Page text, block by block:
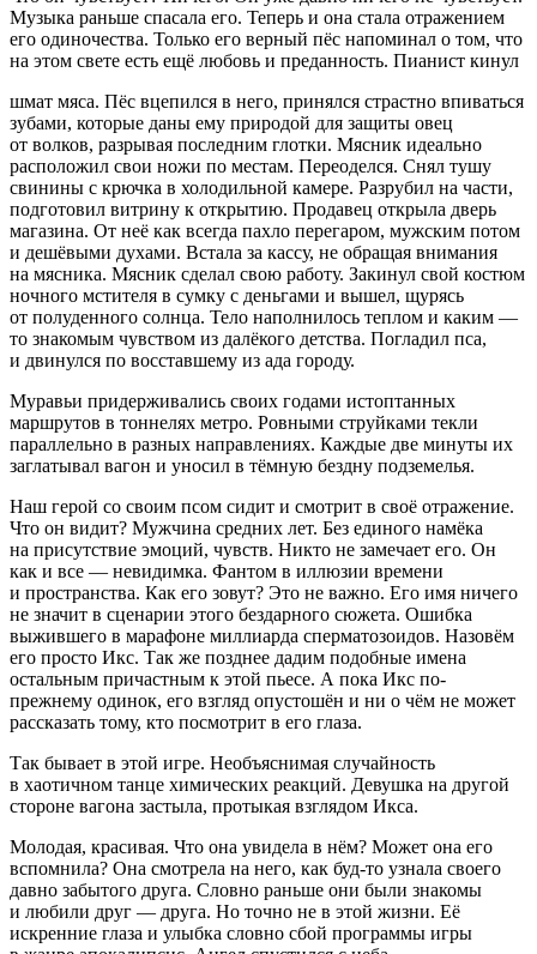
Музыка раньше спасала его. Теперь и она стала отражением
его одиночества. Только его верный пёс напоминал о том, что
на этом свете есть ещё любовь и преданность. Пианист кинул
шмат мяса. Пёс вцепился в него, принялся страстно впиваться
зубами, которые даны ему природой для защиты овец
от волков, разрывая последним глотки. Мясник идеально
расположил свои ножи по местам. Переоделся. Снял тушу
свинины с крючка в холодильной камере. Разрубил на части,
подготовил витрину к открытию. Продавец открыла дверь
магазина. От неё как всегда пахло перегаром, мужским потом
и дешёвыми духами. Встала за кассу, не обращая внимания
на мясника. Мясник сделал свою работу. Закинул свой костюм
ночного мстителя в сумку с деньгами и вышел, щурясь
от полуденного солнца. Тело наполнилось теплом и каким —
то знакомым чувством из далёкого детства. Погладил пса,
и двинулся по восставшему из ада городу.
Муравьи придерживались своих годами истоптанных
маршрутов в тоннелях метро. Ровными струйками текли
параллельно в разных направлениях. Каждые две минуты их
заглатывал вагон и уносил в тёмную бездну подземелья.
Наш герой со своим псом сидит и смотрит в своё отражение.
Что он видит? Мужчина средних лет. Без единого намёка
на присутствие эмоций, чувств. Никто не замечает его. Он
как и все — невидимка. Фантом в иллюзии времени
и пространства. Как его зовут? Это не важно. Его имя ничего
не значит в сценарии этого бездарного сюжета. Ошибка
выжившего в марафоне миллиарда сперматозоидов. Назовём
его просто Икс. Так же позднее дадим подобные имена
остальным причастным к этой пьесе. А пока Икс по-
прежнему одинок, его взгляд опустошён и ни о чём не может
рассказать тому, кто посмотрит в его глаза.
Так бывает в этой игре. Необъяснимая случайность
в хаотичном танце химических реакций. Девушка на другой
стороне вагона застыла, протыкая взглядом Икса.
Молодая, красивая. Что она увидела в нём? Может она его
вспомнила? Она смотрела на него, как буд-то узнала своего
давно забытого друга. Словно раньше они были знакомы
и любили друг — друга. Но точно не в этой жизни. Её
искренние глаза и улыбка словно сбой программы игры